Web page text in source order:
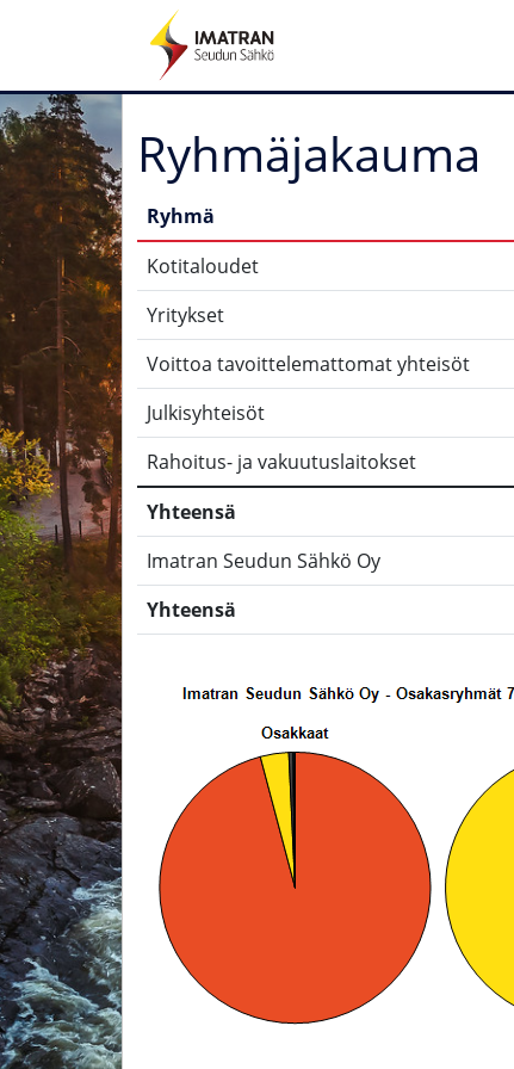
Ryhmäjakauma
Ryhmä
Kotitaloudet
Yritykset
Voittoa tavoittelemattomat yhteisöt
Julkisyhteisöt
Rahoitus- ja vakuutuslaitokset
Yhteensä
Imatran Seudun Sähkö Oy
Yhteensä